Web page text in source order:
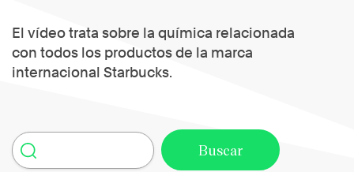
El vídeo trata sobre la química relacionada
con todos los productos de la marca
internacional Starbucks.